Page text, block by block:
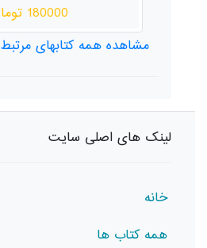
180000 تومان
مشاهده همه کتابهای مرتبط
لینک های اصلی سایت
خانه
همه کتاب ها